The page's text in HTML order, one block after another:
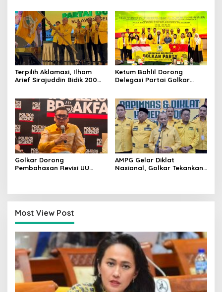
Dipercaya Rakyat
Terpilih Aklamasi, Ilham
Arief Sirajuddin Bidik 200
Ketum Bahlil Dorong
Delegasi Partai Golkar
Hingga Industrialisasi dari
China
Golkar Dorong
Pembahasan Revisi UU
AMPG Gelar Diklat
Nasional, Golkar Tekankan
Most View Post